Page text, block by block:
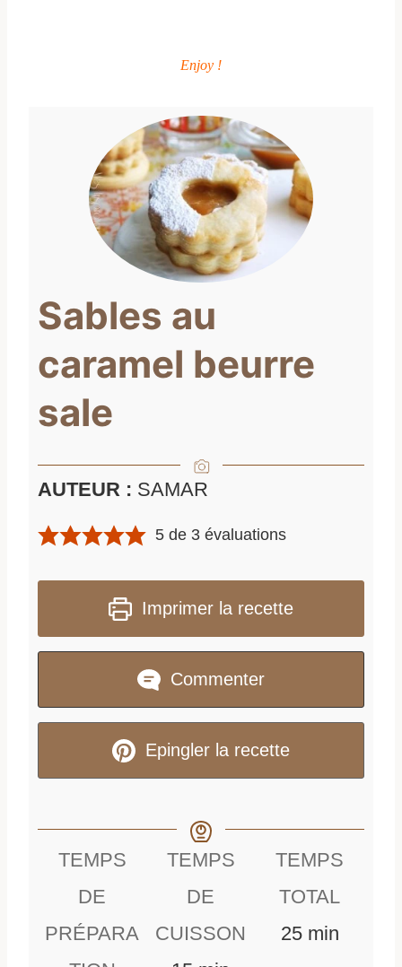
Enjoy !
Sables au
caramel beurre
sale
AUTEUR : SAMAR
5 de 3 évaluations
Imprimer la recette
Commenter
Epingler la recette
TEMPS
DE
PRÉPARA
TEMPS
DE
CUISSON
TEMPS
TOTAL
25mmin